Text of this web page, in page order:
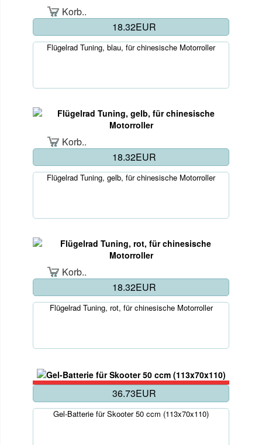
Korb..
18.32EUR
Flügelrad Tuning, blau, für chinesische Motorroller
Korb..
18.32EUR
Flügelrad Tuning, gelb, für chinesische Motorroller
Korb..
18.32EUR
Flügelrad Tuning, rot, für chinesische Motorroller
36.73EUR
Gel-Batterie für Skooter 50 ccm (113x70x110)